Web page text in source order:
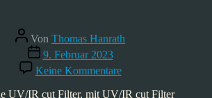
Beitragsautor
Von Thomas Hanrath
Veröffentlichungsdatum
9. Februar 2023
Keine Kommentarezu
UV/IR
cut